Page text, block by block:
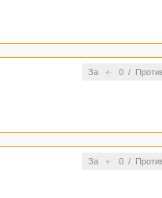
За 0/
За 0/